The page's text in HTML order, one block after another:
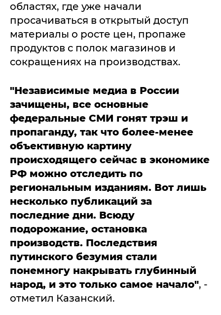
областях, где уже начали
просачиваться в открытый доступ
материалы о росте цен, пропаже
продуктов с полок магазинов и
сокращениях на производствах.
"Независимые медиа в России
зачищены, все основные
федеральные СМИ гонят трэш и
пропаганду, так что более-менее
объективную картину
происходящего сейчас в экономике
РФ можно отследить по
региональным изданиям. Вот лишь
несколько публикаций за
последние дни. Всюду
подорожание, остановка
производств. Последствия
путинского безумия стали
понемногу накрывать глубинный
народ, и это только самое начало", -
отметил Казанский.